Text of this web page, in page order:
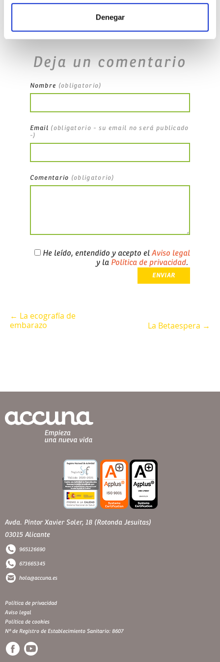
Denegar
Deja un comentario
Nombre (obligatorio)
Email (obligatorio - su email no será publicado
-)
Comentario (obligatorio)
He leído, entendido y acepto elAviso legal
y la Política de privacidad.
← La ecografía de
embarazo
La Betaespera →
Avda. Pintor Xavier Soler, 18 (Rotonda Jesuitas)
03015 Alicante
965126690
673665345
hola@accuna.es
Política de privacidad
Aviso legal
Política de cookies
Nº de Registro de Establecimiento Sanitario: 8607